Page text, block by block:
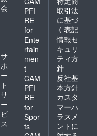
会
サ
ポ
ー
ト
サ
ー
ビ
ス
PFI
RE
for
Ente
rtain
men
t
CAM
PFI
RE
for
Spor
ts
取引法
に基づ
く表記
情報セ
キュリ
ティ方
針
反社基
本方針
カスタ
マーハ
ラスメ
ントに